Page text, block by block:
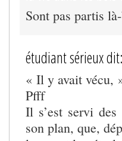
Sont pas partis
étudiant sérieux dit:
« Il y avait vécu,
Pfff
Il s’est servi
son plan, que,